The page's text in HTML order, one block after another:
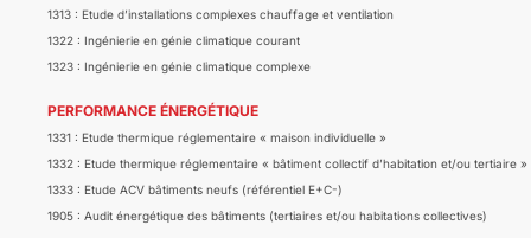
1313 : Etude d’installations complexes chauffage et ventilation
1322 : Ingénierie en génie climatique courant
1323 : Ingénierie en génie climatique complexe
PERFORMANCE ÉNERGÉTIQUE
1331 : Etude thermique réglementaire « maison individuelle »
1332 : Etude thermique réglementaire « bâtiment collectif d’habitation et/ou tertiaire »
1333 : Etude ACV bâtiments neufs (référentiel E+C-)
1905 : Audit énergétique des bâtiments (tertiaires et/ou habitations collectives)